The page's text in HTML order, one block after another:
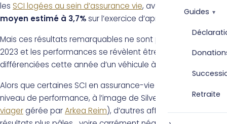
Guides
Retraite
les SCI logées au sein d’assurance vie, avec un
rendement
moyen estimé à 3,7%sur l’exercice d’après l’ASPIM.
Mais ces résultats remarquables ne sont pas maintenus en
2023 et les performances se révèlent être nettement
différenciées cette année d’un véhicule à l’autre.
Alors que certaines SCI en assurance-vie maintiennent leur
niveau de performance, à l’image de Silver Avenir (
fonds
viagergérée parArkea Reim), d’autres affichent des